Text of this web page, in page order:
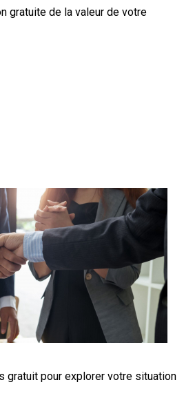
gratuite de la valeur de votre
gratuit pour explorer votre situation